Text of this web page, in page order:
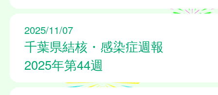
2025/11/07
千葉県結核・感染症週報
2025年第44週